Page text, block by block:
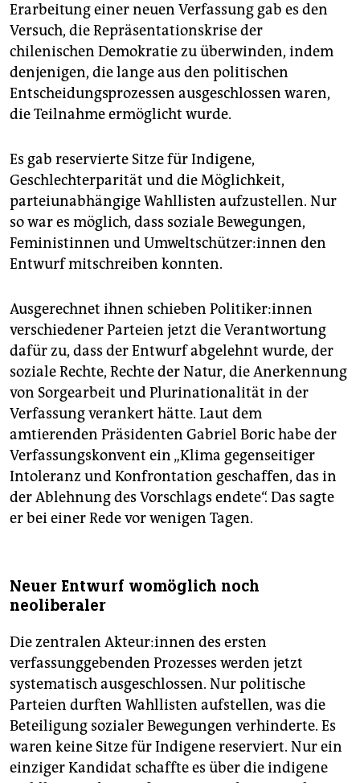
Erarbeitung einer neuen Verfassung gab es den
Versuch, die Repräsentationskrise der
chilenischen Demokratie zu überwinden, indem
denjenigen, die lange aus den politischen
Entscheidungsprozessen ausgeschlossen waren,
die Teilnahme ermöglicht wurde.
Es gab reservierte Sitze für Indigene,
Geschlechterparität und die Möglichkeit,
parteiunabhängige Wahllisten aufzustellen. Nur
so war es möglich, dass soziale Bewegungen,
Feministinnen und Um­welt­schüt­ze­r:in­nen den
Entwurf mitschreiben konnten.
Ausgerechnet ihnen schieben Po­li­ti­ke­r:in­nen
verschiedener Parteien jetzt die Verantwortung
dafür zu, dass der Entwurf abgelehnt wurde, der
soziale Rechte, Rechte der Natur, die Anerkennung
von Sorgearbeit und Plurinationalität in der
Verfassung verankert hätte. Laut dem
amtierenden Präsidenten Gabriel Boric habe der
Verfassungskonvent ein „Klima gegenseitiger
Intoleranz und Konfrontation geschaffen, das in
der Ablehnung des Vorschlags endete“. Das sagte
er bei einer Rede vor wenigen Tagen.
Neuer Entwurf womöglich noch
neoliberaler
Die zentralen Ak­teu­r:in­nen des ersten
verfassunggebenden Prozesses werden jetzt
systematisch ausgeschlossen. Nur politische
Parteien durften Wahllisten aufstellen, was die
Beteiligung sozialer Bewegungen verhinderte. Es
waren keine Sitze für Indigene reserviert. Nur ein
einziger Kandidat schaffte es über die indigene